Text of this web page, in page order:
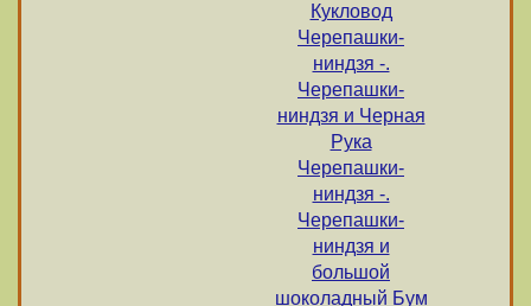
Кукловод
Черепашки-
ниндзя -.
Черепашки-
ниндзя и Черная
Рука
Черепашки-
ниндзя -.
Черепашки-
ниндзя и
большой
шоколадный Бум